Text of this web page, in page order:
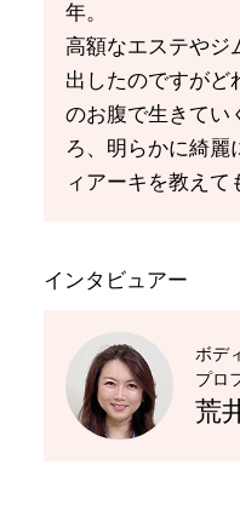
年。
高額なエステやジ
出したのですがど
のお腹で生きて
ろ、明らかに綺麗
ィアーキを教えて
インタビュアー
ボデ
プロ
荒